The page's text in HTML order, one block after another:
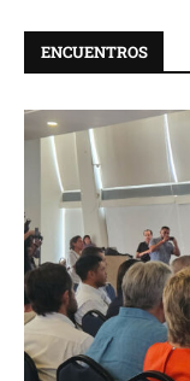
ENCUENTROS